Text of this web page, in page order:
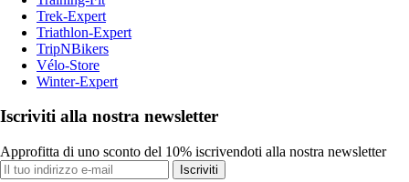
Trek-Expert
Triathlon-Expert
TripNBikers
Vélo-Store
Winter-Expert
Iscriviti alla nostra newsletter
Approfitta di uno sconto del 10% iscrivendoti alla nostra newsletter
Iscriviti